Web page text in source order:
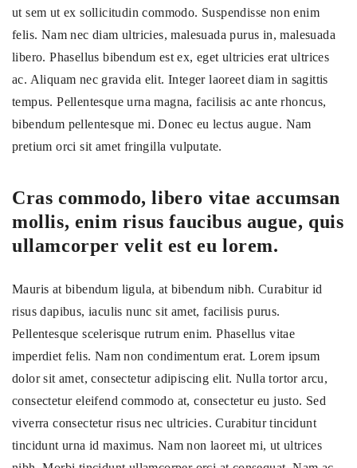
ut sem ut ex sollicitudin commodo. Suspendisse non enim
felis. Nam nec diam ultricies, malesuada purus in, malesuada
libero. Phasellus bibendum est ex, eget ultricies erat ultrices
ac. Aliquam nec gravida elit. Integer laoreet diam in sagittis
tempus. Pellentesque urna magna, facilisis ac ante rhoncus,
bibendum pellentesque mi. Donec eu lectus augue. Nam
pretium orci sit amet fringilla vulputate.
Cras commodo, libero vitae accumsan
mollis, enim risus faucibus augue, quis
ullamcorper velit est eu lorem.
Mauris at bibendum ligula, at bibendum nibh. Curabitur id
risus dapibus, iaculis nunc sit amet, facilisis purus.
Pellentesque scelerisque rutrum enim. Phasellus vitae
imperdiet felis. Nam non condimentum erat. Lorem ipsum
dolor sit amet, consectetur adipiscing elit. Nulla tortor arcu,
consectetur eleifend commodo at, consectetur eu justo. Sed
viverra consectetur risus nec ultricies. Curabitur tincidunt
tincidunt urna id maximus. Nam non laoreet mi, ut ultrices